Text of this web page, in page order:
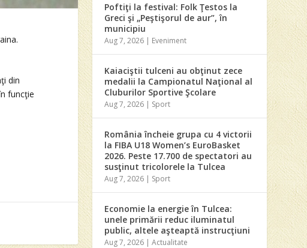
din
funcţie
Poftiţi la festival: Folk Ţestos la
Greci şi „Peştişorul de aur”, în
municipiu
Aug 7, 2026 | Eveniment
Kaiaciştii tulceni au obţinut zece
medalii la Campionatul Naţional al
Cluburilor Sportive Şcolare
Aug 7, 2026 | Sport
România încheie grupa cu 4 victorii
la FIBA U18 Women’s EuroBasket
2026. Peste 17.700 de spectatori au
susţinut tricolorele la Tulcea
Aug 7, 2026 | Sport
Economie la energie în Tulcea:
unele primării reduc iluminatul
public, altele aşteaptă instrucţiuni
Aug 7, 2026 |Actualitate